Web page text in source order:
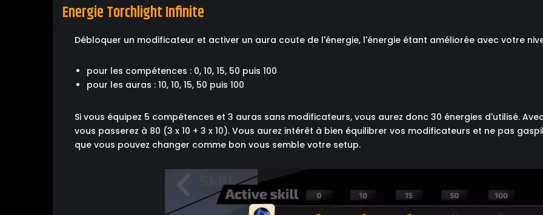
Energie Torchlight Infinite
Débloquer un modificateur et activer un aura coute de l'énergie, l'énergie étant améliorée avec votre
pour les compétences : 0, 10, 15, 50 puis 100
pour les auras : 10, 10, 15, 50 puis 100
Si vous équipez 5 compétences et 3 auras sans modificateurs, vous aurez donc 30 énergies d'utilisé.
vous passerez à 80 (3 x 10 + 3 x 10). Vous aurez intérêt à bien équilibrer vos modificateurs et ne pas
que vous pouvez changer comme bon vous semble votre setup.